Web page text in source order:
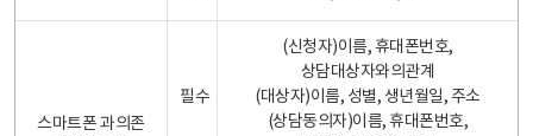
스마트폰 과의존
필수
(신청자)이름, 휴대폰번호,
상담대상자와의관계
(대상자)이름, 성별, 생년월일, 주소
(상담동의자)이름, 휴대폰번호,